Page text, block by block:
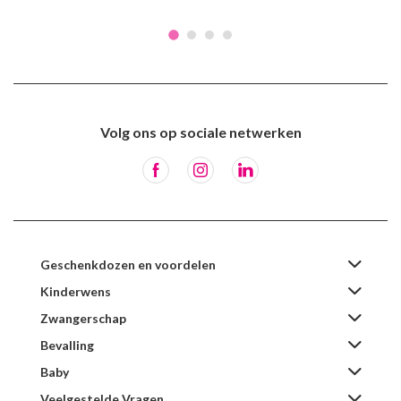
Volg ons op sociale netwerken
Geschenkdozen en voordelen
Kinderwens
Zwangerschap
Bevalling
Baby